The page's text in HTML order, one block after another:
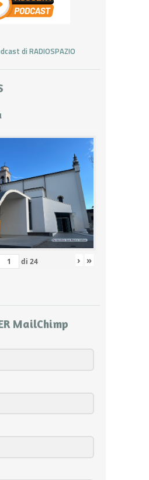
di RADIOSPAZIO
di 24 › »
MailChimp